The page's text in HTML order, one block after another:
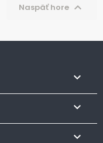
Naspäť hore 


